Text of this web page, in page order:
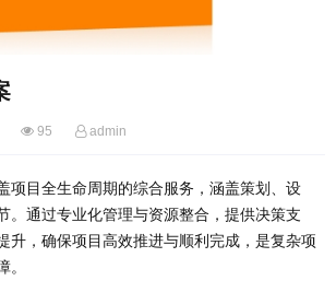
95 admin
项目全生命周期的综合服务，涵盖策划、设
。通过专业化管理与资源整合，提供决策支
升，确保项目高效推进与顺利完成，是复杂项
。